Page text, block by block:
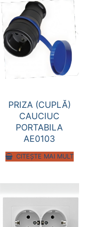
PRIZA (CUPLĂ)
CAUCIUC
PORTABILA
AE0103
CITEȘTE MAI MULT